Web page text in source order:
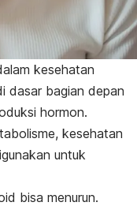
kesehatan
dasar bagian depan
hormon.
kesehatan
untuk
bisa menurun.